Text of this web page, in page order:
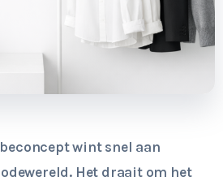
wint snel aan
Het draait om het